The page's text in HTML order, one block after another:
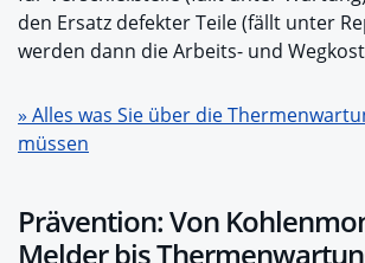
den Ersatz defekter Teile (fällt unter
werden dann die Arbeits- und
» Alles was Sie über die
müssen
Prävention: Von
Melder bis